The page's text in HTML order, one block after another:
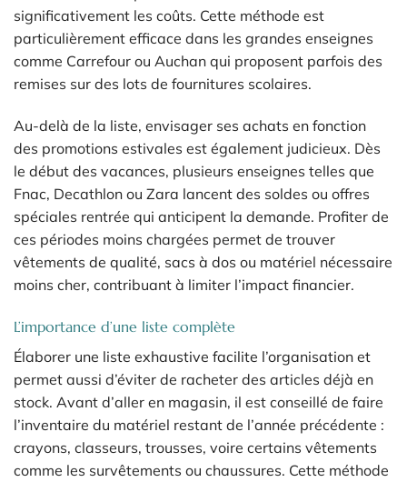
significativement les coûts. Cette méthode est
particulièrement efficace dans les grandes enseignes
comme Carrefour ou Auchan qui proposent parfois des
remises sur des lots de fournitures scolaires.
Au-delà de la liste, envisager ses achats en fonction
des promotions estivales est également judicieux. Dès
le début des vacances, plusieurs enseignes telles que
Fnac, Decathlon ou Zara lancent des soldes ou offres
spéciales rentrée qui anticipent la demande. Profiter de
ces périodes moins chargées permet de trouver
vêtements de qualité, sacs à dos ou matériel nécessaire
moins cher, contribuant à limiter l’impact financier.
L’importance d’une liste complète
Élaborer une liste exhaustive facilite l’organisation et
permet aussi d’éviter de racheter des articles déjà en
stock. Avant d’aller en magasin, il est conseillé de faire
l’inventaire du matériel restant de l’année précédente :
crayons, classeurs, trousses, voire certains vêtements
comme les survêtements ou chaussures. Cette méthode